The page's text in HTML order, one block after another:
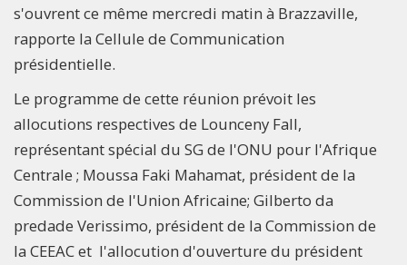
s'ouvrent ce même mercredi matin à Brazzaville,
rapporte la Cellule de Communication
présidentielle.
Le programme de cette réunion prévoit les
allocutions respectives de Lounceny Fall,
représentant spécial du SG de l'ONU pour l'Afrique
Centrale ; Moussa Faki Mahamat, président de la
Commission de l'Union Africaine; Gilberto da
predade Verissimo, président de la Commission de
la CEEAC et l'allocution d'ouverture du président